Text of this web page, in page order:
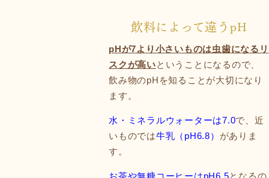
飲料によって違うpH
pHが7より小さいものは虫歯になるリ
スクが高いということになるので、
飲み物のpHを知ることが大切になり
ます。
水・ミネラルウォーターは7.0で、近
いものでは牛乳（pH6.8） がありま
す。